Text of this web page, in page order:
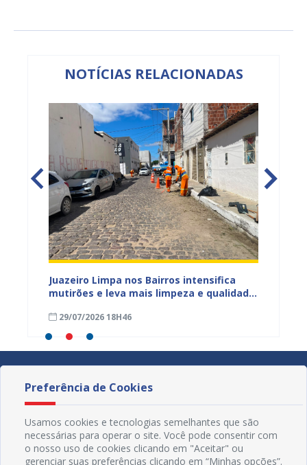
NOTÍCIAS RELACIONADAS
Juazeiro Limpa nos Bairros intensifica
mutirões e leva mais limpeza e qualidade
29/07/2026 18H46
Preferência de Cookies
Usamos cookies e tecnologias semelhantes que são
necessárias para operar o site. Você pode consentir com
o nosso uso de cookies clicando em "Aceitar" ou
gerenciar suas preferências clicando em “Minhas opções”.